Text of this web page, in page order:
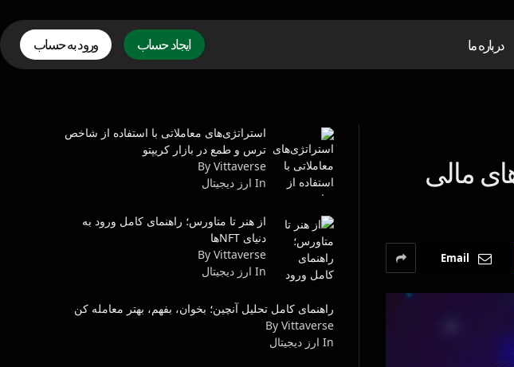
درباره ما ایجاد حساب ورود به حساب
مالی
Email
استراتژی‌های معاملاتی با استفاده از شاخص
ترس و طمع در بازار کریپتو
By Vittaverse
In ارز دیجیتال
از هنر تا متاورس؛ راهنمای کامل ورود به
دنیای NFTها
By Vittaverse
In ارز دیجیتال
راهنمای کامل تحلیل آنچین؛ بخوان، بفهم، بهتر معامله کن
By Vittaverse
In ارز دیجیتال